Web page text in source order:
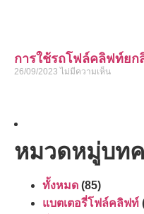
การใช้รถโฟล์คลิฟท์ยก
26/09/2023 ไม่มีความเห็น
หมวดหมู่บท
ทั้งหมด (85)
แบตเตอรี่โฟล์คลิฟท์